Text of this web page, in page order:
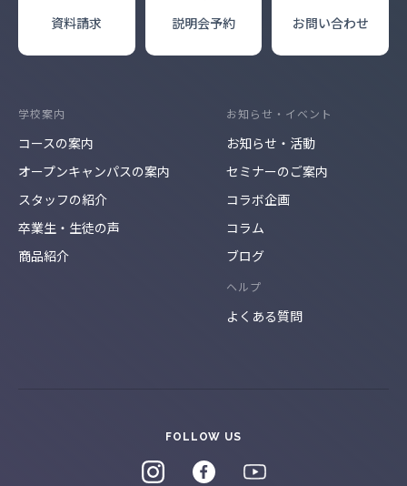
資料請求 説明会予約 お問い合わせ
学校案内
コースの案内
オープンキャンパスの案内
スタッフの紹介
卒業生・生徒の声
商品紹介
お知らせ・イベント
お知らせ・活動
セミナーのご案内
コラボ企画
コラム
ブログ
ヘルプ
よくある質問
FOLLOW US